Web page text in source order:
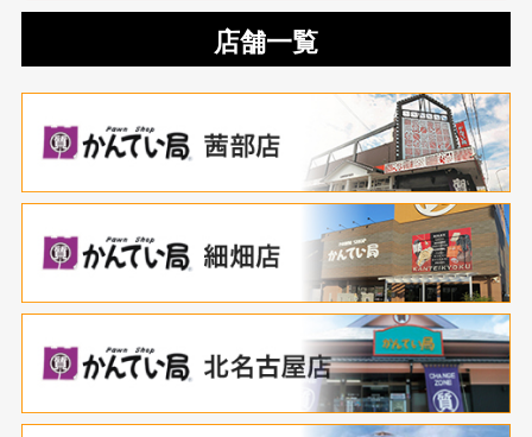
店舗一覧